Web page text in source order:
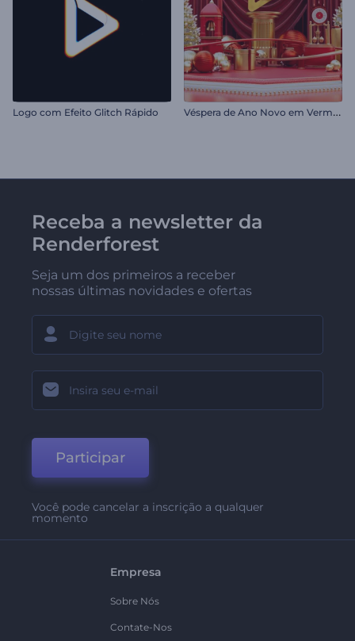
Logo com Efeito Glitch Rápido V
éspera de Ano Novo em Vermelho
Receba a newsletter da
Renderforest
Seja um dos primeiros a receber
nossas últimas novidades e ofertas
Participar
Você pode cancelar a inscrição a qualquer
momento
Empresa
Sobre Nós
Contate-Nos